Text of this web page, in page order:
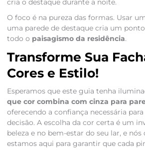
cria o destaque durante a noite.
O foco é na pureza das formas. Usar
uma parede de destaque cria um
todo o paisagismo da residência.
Transforme Sua
Cores e Estilo!
Esperamos que este guia tenha
que cor combina com cinza para
oferecendo a confiança necessária
decisão. A escolha da cor certa é um
beleza e no bem-estar do seu lar, e
estamos aqui para garantir que cada